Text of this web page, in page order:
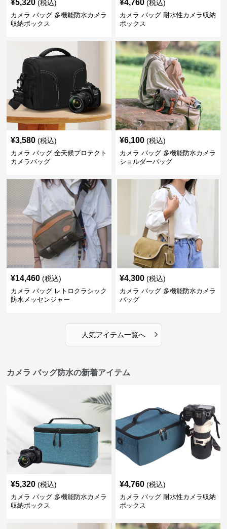
¥5,320 (税込)
カメラ バッグ 多機能防水カメラ
収納ボックス
¥4,760 (税込)
カメラ バッグ 耐水性カメラ収納
ボックス
¥3,580 (税込)
カメラ バッグ 全天候プロテクト
カメラバッグ
¥6,100 (税込)
カメラ バッグ 多機能防水カメラ
ショルダーバッグ
¥14,460 (税込)
カメラ バッグ レトロクラシック
防水メッセンジャー
¥4,300 (税込)
カメラ バッグ 多機能防水カメラ
バッグ
人気アイテム一覧へ ›
カメラ バッグ防水の新着アイテム
¥5,320 (税込)
カメラ バッグ 多機能防水カメラ
収納ボックス
¥4,760 (税込)
カメラ バッグ 耐水性カメラ収納
ボックス